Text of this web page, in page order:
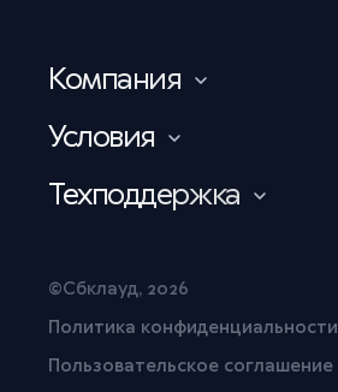
Компания
Условия
Техподдержка
©Сбклауд, 2026
Политика конфиденциальности
Пользовательское соглашение